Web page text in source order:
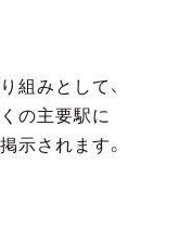
組みとして、
の主要駅に
示されます。